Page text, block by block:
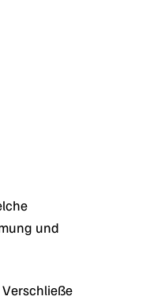
und